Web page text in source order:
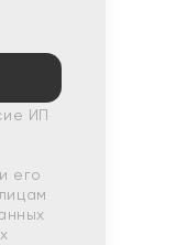
ИП
его